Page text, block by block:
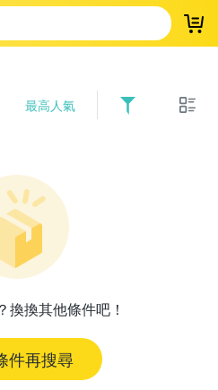
登
最高人氣
換換其他條件吧！
件再搜尋